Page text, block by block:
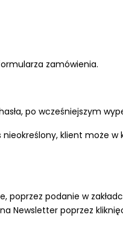
zamówienia.
po wcześniejszym
klient może
poprzez podanie w
Newsletter poprzez